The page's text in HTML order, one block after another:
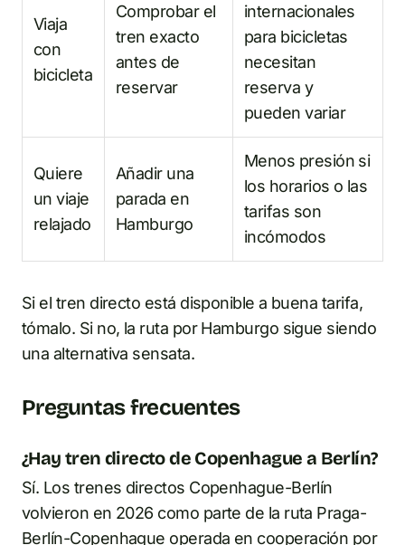
Viaja
con
bicicleta
Comprobar el
tren exacto
antes de
reservar
internacionales
para bicicletas
necesitan
reserva y
pueden variar
Quiere
un viaje
relajado
Añadir una
parada en
Hamburgo
Menos presión si
los horarios o las
tarifas son
incómodos
Si el tren directo está disponible a buena tarifa,
tómalo. Si no, la ruta por Hamburgo sigue siendo
una alternativa sensata.
Preguntas frecuentes
¿Hay tren directo de Copenhague a Berlín?
Sí. Los trenes directos Copenhague-Berlín
volvieron en 2026 como parte de la ruta Praga-
Berlín-Copenhague operada en cooperación por